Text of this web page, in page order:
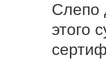
Слепо
этого